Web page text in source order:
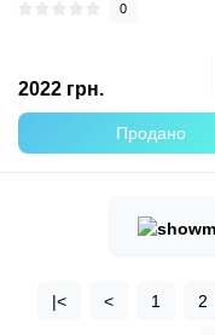
0
2022 грн.
Продано
|< < 1 2